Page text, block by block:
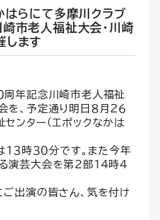
はらにて多摩川クラブ
市老人福祉大会・川崎
します
周年記念川崎市老人福祉
、予定通り明日８月２６
ンター（エポックなかは
３時３０分です。また今年
演芸大会を第２部１４時４
出演の皆さん、気を付け